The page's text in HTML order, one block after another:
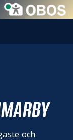
PARTNER
och